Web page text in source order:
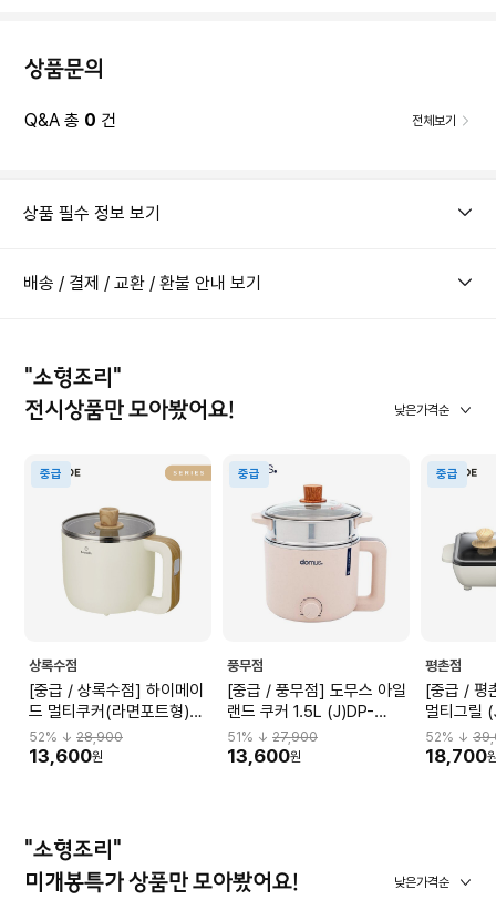
상품문의
Q&A 총 0 건 전체보기
상품 필수 정보 보기
배송 / 결제 / 교환 / 환불 안내 보기
"소형조리"
전시상품만 모아봤어요!
낮은가격순
중급
상록수점
[중급 / 상록수점] 하이메이
드 멀티쿠커(라면포트형)
(J)HSMC-BK080W
52% ↓ 28,900
13,600원
중급
풍무점
[중급 / 풍무점] 도무스 아일
랜드 쿠커 1.5L (J)DP-
1512AP
51 % ↓27,900
13,600원
중급
평촌점
[중급 / 평
멀티그릴
EM280W
52% ↓
18,700
"소형조리"
미개봉특가 상품만 모아봤어요!
낮은가격순